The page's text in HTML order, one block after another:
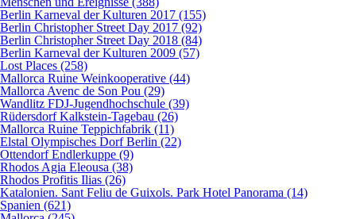
Berlin Karneval der Kulturen 2017 (155)
Berlin Christopher Street Day 2017 (92)
Berlin Christopher Street Day 2018 (84)
Berlin Karneval der Kulturen 2009 (57)
Lost Places (258)
Mallorca Ruine Weinkooperative (44)
Mallorca Avenc de Son Pou (29)
Wandlitz FDJ-Jugendhochschule (39)
Rüdersdorf Kalkstein-Tagebau (26)
Mallorca Ruine Teppichfabrik (11)
Elstal Olympisches Dorf Berlin (22)
Ottendorf Endlerkuppe (9)
Rhodos Agia Eleousa (38)
Rhodos Profitis Ilias (26)
Katalonien. Sant Feliu de Guixols. Park Hotel Panorama (14)
Spanien (621)